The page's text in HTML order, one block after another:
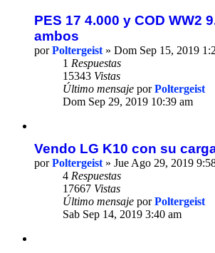
PES 17 4.000 y COD WW2
ambos
porPoltergeist » Dom Sep 15, 2019
1 Respuestas
15343 Vistas
Último mensaje porPoltergeist
Dom Sep 29, 2019 10:39 am
Vendo LG K10 con su
porPoltergeist » Jue Ago 29, 2019
4 Respuestas
17667 Vistas
Último mensaje porPoltergeist
Sab Sep 14, 2019 3:40 am